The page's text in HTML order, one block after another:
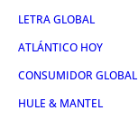
LETRA GLOBAL
ATLÁNTICO HOY
CONSUMIDOR GLOBAL
HULE & MANTEL